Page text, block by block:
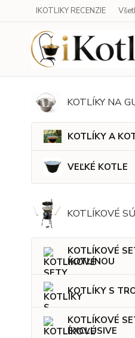
IKOTLIKY RECENZIE
KOTLÍKY NA
KOTLÍKY A
VEĽKÉ KOTLE
KOTLÍKOVÉ
KOTLÍKOVÉ
KOTLINOU
KOTLÍKY S
KOTLÍKOVÉ
EXCLUSIVE